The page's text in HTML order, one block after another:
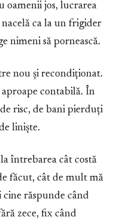
oamenii jos, lucrarea
ca la un frigider
nimeni să pornească.
nou și recondiționat.
aproape contabilă. În
risc, de bani pierduți
liniște.
întrebarea cât costă
făcut, cât de mult mă
răspunde când
zece, fix când